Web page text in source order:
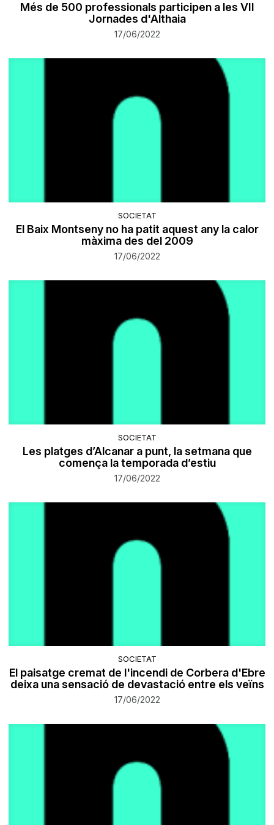
Més de 500 professionals participen a les VII
Jornades d'Althaia
17/06/2022
SOCIETAT
El Baix Montseny no ha patit aquest any la calor
màxima des del 2009
17/06/2022
SOCIETAT
Les platges d’Alcanar a punt, la setmana que
comença la temporada d’estiu
17/06/2022
SOCIETAT
El paisatge cremat de l'incendi de Corbera d'Ebre
deixa una sensació de devastació entre els veïns
17/06/2022